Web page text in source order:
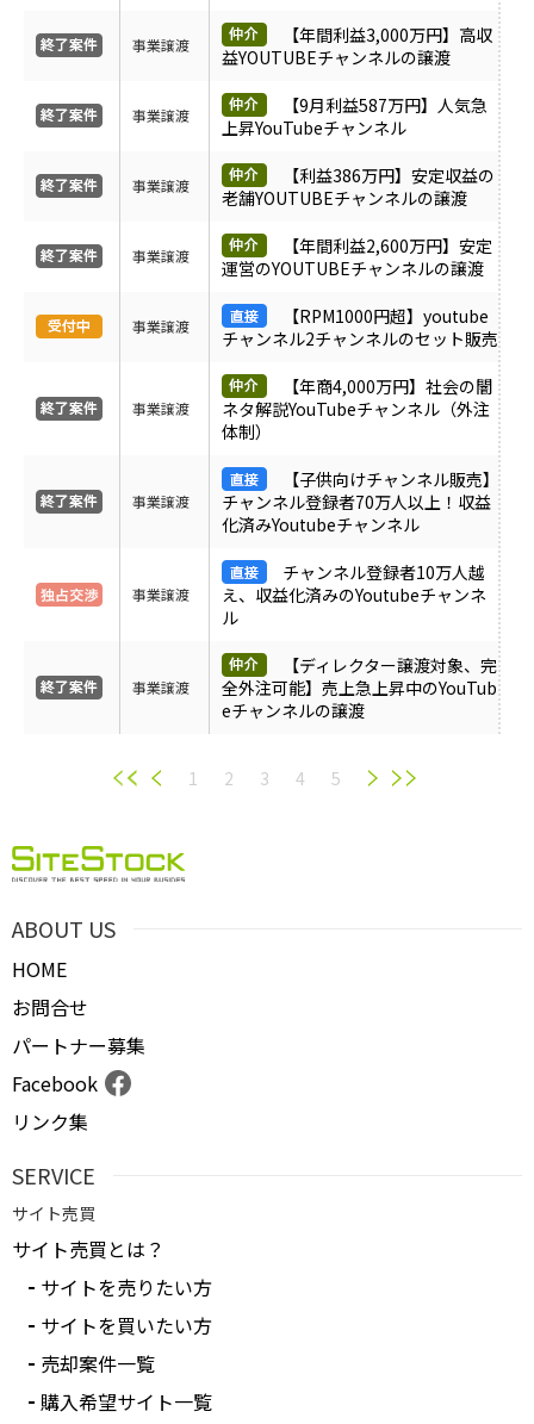
事業譲渡
【年間利益3,000万円】高収
益YOUTUBEチャンネルの譲渡
事業譲渡
【9月利益587万円】人気急
上昇YouTubeチャンネル
事業譲渡
【利益386万円】安定収益の
老舗YOUTUBEチャンネルの譲渡
事業譲渡
【年間利益2,600万円】安定
運営のYOUTUBEチャンネルの譲渡
事業譲渡
【RPM1000円超】youtube
チャンネル2チャンネルのセット販売
事業譲渡
【年商4,000万円】社会の闇
ネタ解説YouTubeチャンネル（外注
体制）
事業譲渡
【子供向けチャンネル販売】
チャンネル登録者70万人以上！収益
化済みYoutubeチャンネル
事業譲渡
チャンネル登録者10万人越
え、収益化済みのYoutubeチャンネ
ル
事業譲渡
【ディレクター譲渡対象、完
全外注可能】売上急上昇中のYouTub
eチャンネルの譲渡
1 2 3 4 5
ABOUT US
HOME
お問合せ
パートナー募集
Facebook
リンク集
SERVICE
サイト売買
サイト売買とは？
サイトを売りたい方
サイトを買いたい方
売却案件一覧
購入希望サイト一覧